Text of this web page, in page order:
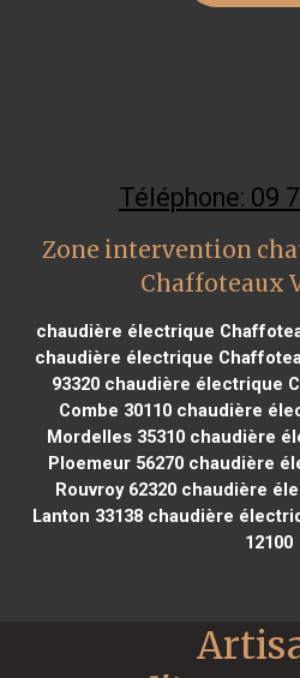
Téléphone: 09
Zone intervention
Chaffoteaux
chaudière électrique
chaudière électrique
93320 chaudière électrique
Combe 30110 chaudière
Mordelles 35310chaudière
Ploemeur 56270chaudière
Rouvroy 62320chaudière
Lanton 33138 chaudière
12100